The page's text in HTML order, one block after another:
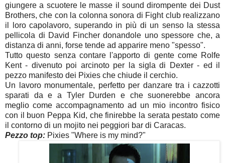
giungere a scuotere le masse il sound dirompente dei Dust
Brothers, che con la colonna sonora di Fight club realizzano
il loro capolavoro, superando in più di un senso la stessa
pellicola di David Fincher donandole uno spessore che, a
distanza di anni, forse tende ad apparire meno "spesso".
Tutto questo senza contare l'apporto di gente come Rolfe
Kent - divenuto poi arcinoto per la sigla di Dexter - ed il
pezzo manifesto dei Pixies che chiude il cerchio.
Un lavoro monumentale, perfetto per danzare tra i cazzotti
sparati da e a Tyler Durden e che suonerebbe ancora
meglio come accompagnamento ad un mio incontro fisico
con il buon Peppa Kid, che finirebbe la serata pestato come
il contorno di un mojito nei peggiori bar di Caracas.
Pezzo top: Pixies "Where is my mind?"